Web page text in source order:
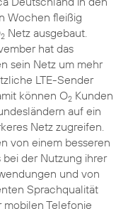
Wochen fleißig
2Netz ausgebaut.
hat das
sein Netz um mehr
LTE-Sender
können O2Kunden
auf ein
Netz zugreifen.
von einem besseren
bei der Nutzung ihrer
und von
Sprachqualität
mobilen Telefonie